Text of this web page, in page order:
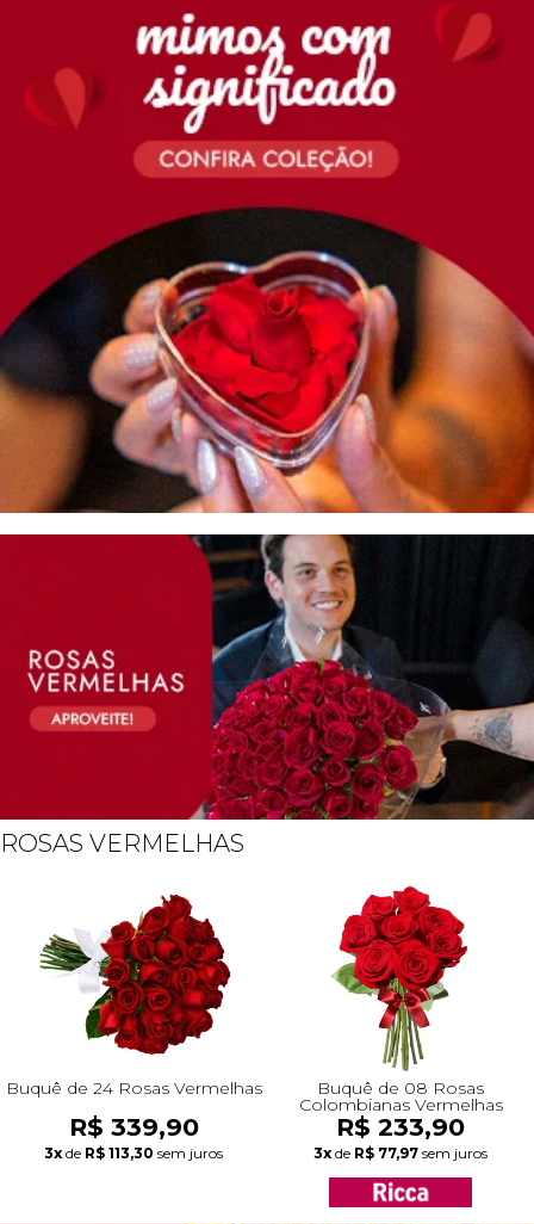
ROSAS VERMELHAS
Buquê de 24 Rosas Vermelhas
R$ 339,90
3x de R$ 113,30 sem juros
Buquê de 08 Rosas
Colombianas Vermelhas
R$ 233,90
3x de R$ 77,97 sem juros